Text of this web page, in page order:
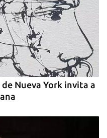
Nueva York invita a